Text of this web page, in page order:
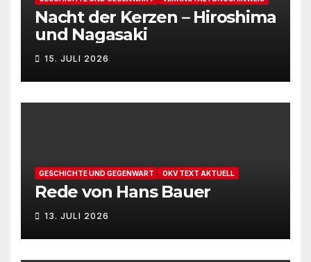
Nacht der Kerzen – Hiroshima
und Nagasaki
15. JULI 2026
GESCHICHTE UND GEGENWART OKV TEXT AKTUELL
Rede von Hans Bauer
13. JULI 2026